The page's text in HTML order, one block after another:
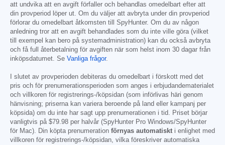
att undvika att en avgift förfaller och behandlas omedelbart efter att
din provperiod löper ut. Om du väljer att avbryta under din provperiod
förlorar du omedelbart åtkomsten till SpyHunter. Om du av någon
anledning tror att en avgift behandlades som du inte ville göra (vilket
till exempel kan bero på systemadministration) kan du också avbryta
och få full återbetalning för avgiften när som helst inom 30 dagar från
inköpsdatumet. Se Vanliga frågor.
I slutet av provperioden debiteras du omedelbart i förskott med det
pris och för prenumerationsperioden som anges i erbjudandematerialet
och villkoren för registrerings-/köpsidan (som införlivas häri genom
hänvisning; priserna kan variera beroende på land eller kampanj per
köpsida) om du inte har sagt upp prenumerationen i tid. Priset börjar
vanligtvis på $79.98 per halvår (SpyHunter Pro Windows/SpyHunter
för Mac). Din köpta prenumeration förnyas automatiskt i enlighet med
villkoren för registrerings-/köpsidan, vilka föreskriver automatiska